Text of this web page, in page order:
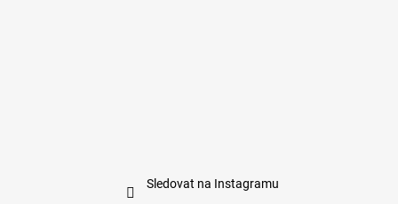
Sledovat na Instagramu